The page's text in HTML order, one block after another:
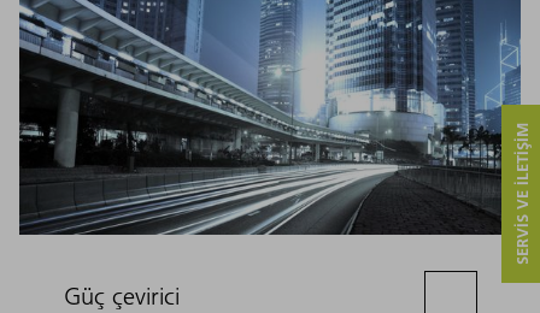
Güç çevirici
SERVIS VE ILETIŞIM